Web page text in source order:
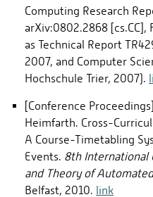
Computing Research
arXiv:0802.2868 [cs.CC],
as Technical Report
2007, and Computer
Hochschule Trier, 2007).
[Conference
Heimfarth. Cross-
A Course-Timetabling
Events. 8th International
and Theory of
Belfast, 2010. link